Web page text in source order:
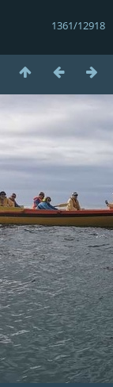
1361/12918